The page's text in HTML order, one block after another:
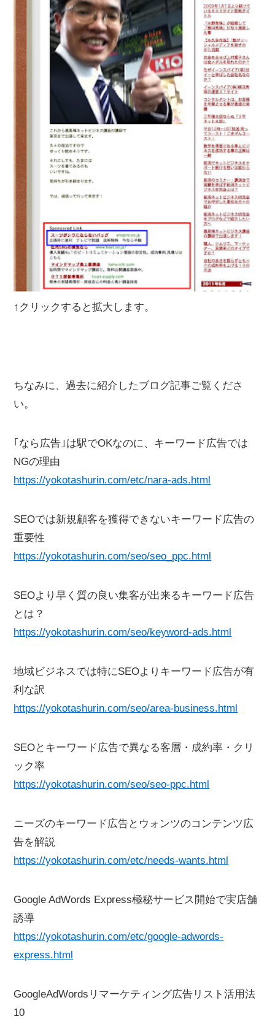
↑クリックすると拡大します。
ちなみに、過去に紹介したブログ記事ご覧くださ
い。
｢なら広告｣は駅でOKなのに、キーワード広告では
NGの理由
https://yokotashurin.com/etc/nara-ads.html
SEOでは新規顧客を獲得できないキーワード広告の
重要性
https://yokotashurin.com/seo/seo_ppc.html
SEOより早く質の良い集客が出来るキーワード広告
とは？
https://yokotashurin.com/seo/keyword-ads.html
地域ビジネスでは特にSEOよりキーワード広告が有
利な訳
https://yokotashurin.com/seo/area-business.html
SEOとキーワード広告で異なる客層・成約率・クリ
ック率
https://yokotashurin.com/seo/seo-ppc.html
ニーズのキーワード広告とウォンツのコンテンツ広
告を解説
https://yokotashurin.com/etc/needs-wants.html
Google AdWords Express極秘サービス開始で実店舗
誘導
https://yokotashurin.com/etc/google-adwords-
express.html
GoogleAdWordsリマーケティング広告リスト活用法
10